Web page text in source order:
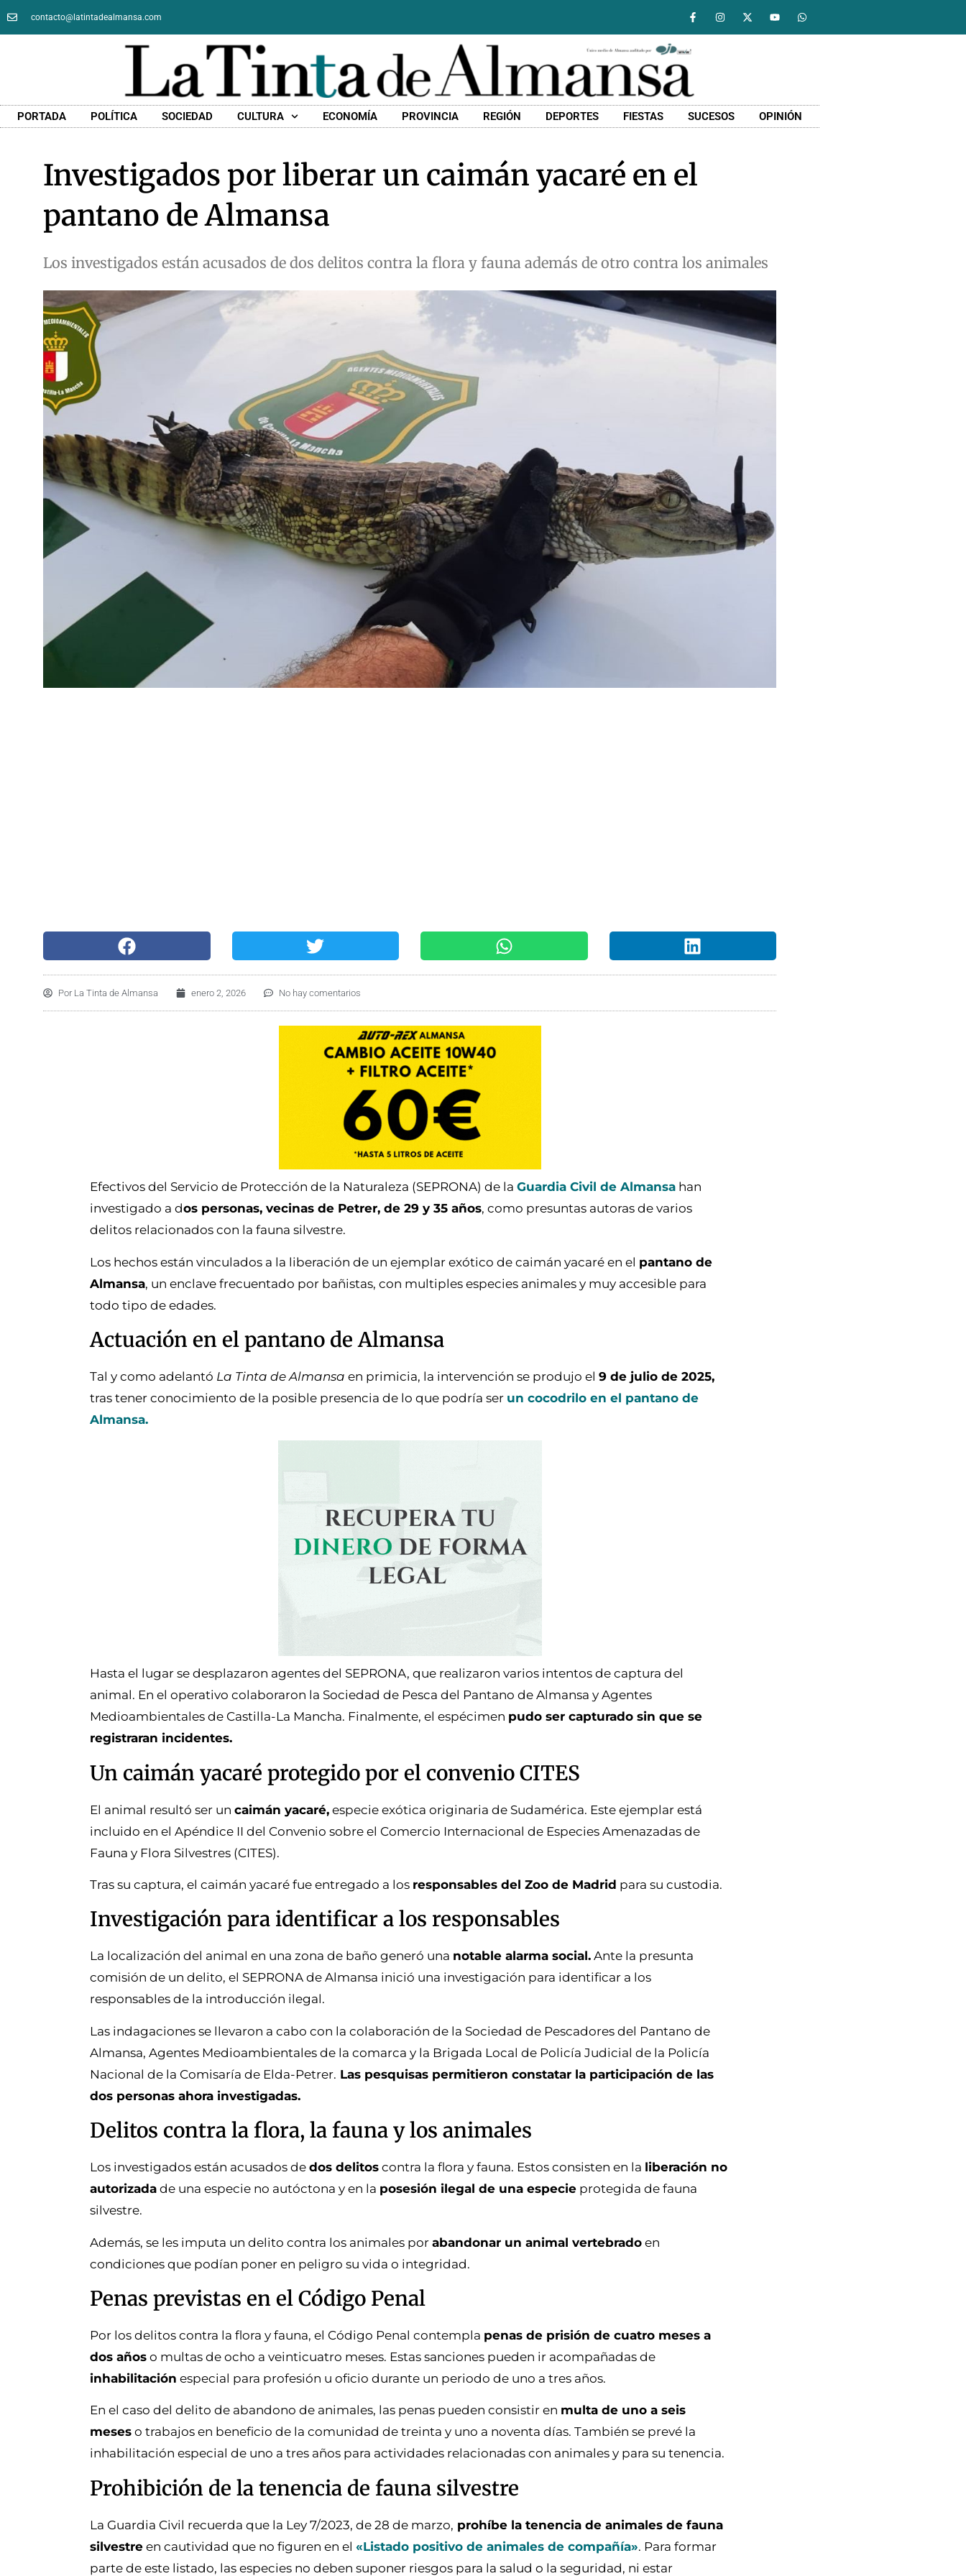
contacto@latintadealmansa.com
PORTADA POLÍTICA SOCIEDAD CULTURA ECONOMÍA PROVINCIA REGIÓN DEPORTES FIESTAS SUCESOS OPINIÓN
Investigados por liberar un caimán yacaré en el
pantano de Almansa
Los investigados están acusados de dos delitos contra la flora y fauna además de otro contra los animales
Por La Tinta de Almansa enero 2, 2026 No hay comentarios
Efectivos del Servicio de Protección de la Naturaleza (SEPRONA) de la Guardia Civil de Almansa han
investigado a dos personas, vecinas de Petrer, de 29 y 35 años, como presuntas autoras de varios
delitos relacionados con la fauna silvestre.
Los hechos están vinculados a la liberación de un ejemplar exótico de caimán yacaré en el pantano de
Almansa, un enclave frecuentado por bañistas, con multiples especies animales y muy accesible para
todo tipo de edades.
Actuación en el pantano de Almansa
Tal y como adelantó La Tinta de Almansa en primicia, la intervención se produjo el 9 de julio de 2025,
tras tener conocimiento de la posible presencia de lo que podría ser un cocodrilo en el pantano de
Almansa.
Hasta el lugar se desplazaron agentes del SEPRONA, que realizaron varios intentos de captura del
animal. En el operativo colaboraron la Sociedad de Pesca del Pantano de Almansa y Agentes
Medioambientales de Castilla-La Mancha. Finalmente, el espécimen pudo ser capturado sin que se
registraran incidentes.
Un caimán yacaré protegido por el convenio CITES
El animal resultó ser un caimán yacaré, especie exótica originaria de Sudamérica. Este ejemplar está
incluido en el Apéndice II del Convenio sobre el Comercio Internacional de Especies Amenazadas de
Fauna y Flora Silvestres (CITES).
Tras su captura, el caimán yacaré fue entregado a los responsables del Zoo de Madrid para su custodia.
Investigación para identificar a los responsables
La localización del animal en una zona de baño generó una notable alarma social. Ante la presunta
comisión de un delito, el SEPRONA de Almansa inició una investigación para identificar a los
responsables de la introducción ilegal.
Las indagaciones se llevaron a cabo con la colaboración de la Sociedad de Pescadores del Pantano de
Almansa, Agentes Medioambientales de la comarca y la Brigada Local de Policía Judicial de la Policía
Nacional de la Comisaría de Elda-Petrer. Las pesquisas permitieron constatar la participación de las
dos personas ahora investigadas.
Delitos contra la flora, la fauna y los animales
Los investigados están acusados de dos delitos contra la flora y fauna. Estos consisten en la liberación no
autorizada de una especie no autóctona y en la posesión ilegal de una especie protegida de fauna
silvestre.
Además, se les imputa un delito contra los animales por abandonar un animal vertebrado en
condiciones que podían poner en peligro su vida o integridad.
Penas previstas en el Código Penal
Por los delitos contra la flora y fauna, el Código Penal contempla penas de prisión de cuatro meses a
dos años o multas de ocho a veinticuatro meses. Estas sanciones pueden ir acompañadas de
inhabilitación especial para profesión u oficio durante un periodo de uno a tres años.
En el caso del delito de abandono de animales, las penas pueden consistir en multa de uno a seis
meses o trabajos en beneficio de la comunidad de treinta y uno a noventa días. También se prevé la
inhabilitación especial de uno a tres años para actividades relacionadas con animales y para su tenencia.
Prohibición de la tenencia de fauna silvestre
La Guardia Civil recuerda que la Ley 7/2023, de 28 de marzo, prohíbe la tenencia de animales de fauna
silvestre en cautividad que no figuren en el «Listado positivo de animales de compañía». Para formar
parte de este listado, las especies no deben suponer riesgos para la salud o la seguridad, ni estar